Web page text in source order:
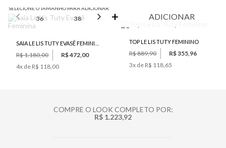
SELECIONE O TAMANHO PARA ADICIONAR
36 38 40 42 44
R$ 1.180,00
R$ 472,00
4x de R$ 118,00
ADICIONAR
TOP LE LIS TUTY FEMININO
R$ 889,90
R$ 355,96
3x de R$ 118,65
COMPRE O LOOK COMPLETO POR:
R$ 1.223,92